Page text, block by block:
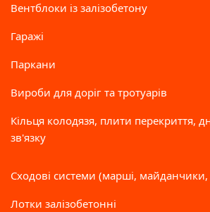
Вентблоки із залізобетону
Гаражі
Паркани
Вироби для доріг та тротуарів
Кільця колодязя, плити перекриття,
зв'язку
Сходові системи (марші, майданчики,
Лотки залізобетонні